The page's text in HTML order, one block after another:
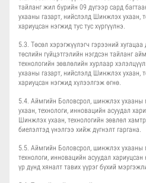
тайланг жил бүрийн 09 дүгээр сард
ухааны газарт, нийслэлд Шинжлэх ухаан,
хариуцсан нэгжид тус тус хүргүүлнэ.
5.3. Төсөл хэрэгжүүлэгч гэрээний
төслийн гүйцэтгэлийн нэгдсэн тайланг
технологийн зөвлөлийн хурлаар
ухааны газарт, нийслэлд Шинжлэх ухаан,
хариуцсан нэгжид хүлээлгэж өгнө.
5.4. Аймгийн Боловсрол, шинжлэх ухааны
ухаан, технологи, инновацийн асуудал
Шинжлэх ухаан, технологийн зөвлөл
биелэлтэд үнэлгээ хийж дүгнэлт гаргана.
5.5. Аймгийн Боловсрол, шинжлэх ухааны
технологи, инновацийн асуудал
үр дүнд хяналт тавих үүрэг бүхий